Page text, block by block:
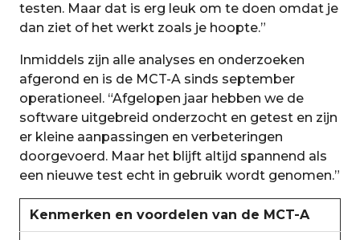
testen. Maar dat is erg leuk om te doen omdat je
dan ziet of het werkt zoals je hoopte.”
Inmiddels zijn alle analyses en onderzoeken
afgerond en is de MCT-A sinds september
operationeel. “Afgelopen jaar hebben we de
software uitgebreid onderzocht en getest en zijn
er kleine aanpassingen en verbeteringen
doorgevoerd. Maar het blijft altijd spannend als
een nieuwe test echt in gebruik wordt genomen.”
Kenmerken en voordelen van de MCT-A